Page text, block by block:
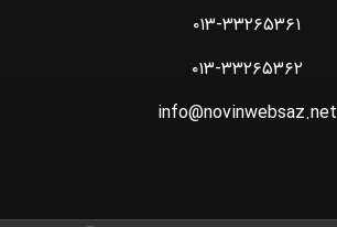
۰۱۳-۳۳۲۶۵۳۶۱
۰۱۳-۳۳۲۶۵۳۶۲
info@novinwebsaz.net